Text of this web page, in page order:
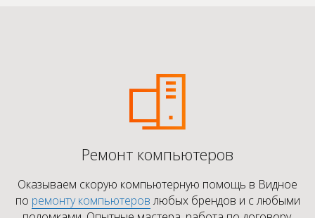
Ремонт компьютеров
Оказываем скорую компьютерную помощь в Видное
по ремонту компьютеров любых брендов и с любыми